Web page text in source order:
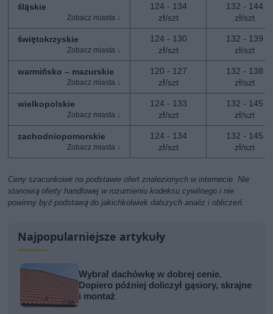
śląskie
124 - 134
zł/szt
132 - 144
zł/szt
świętokrzyskie
124 - 130
zł/szt
132 - 139
zł/szt
warmińsko – mazurskie
120 - 127
zł/szt
132 - 138
zł/szt
wielkopolskie
124 - 133
zł/szt
132 - 145
zł/szt
zachodniopomorskie
124 - 134
zł/szt
132 - 145
zł/szt
Ceny szacunkowe na podstawie ofert znalezionych w internecie. Nie
stanowią oferty handlowej w rozumieniu kodeksu cywilnego i nie
powinny być podstawą do jakichkolwiek dalszych analiz i obliczeń.
Najpopularniejsze artykuły
Wybrał dachówkę w dobrej cenie.
Dopiero później doliczył gąsiory, skrajne
i montaż